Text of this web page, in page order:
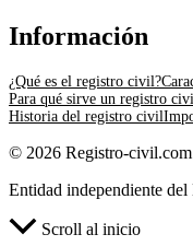
Información
¿Qué es el registro civil?
Para qué sirve un registro
Historia del registro civil
© 2026 Registro-
Entidad independiente
Scroll al inicio